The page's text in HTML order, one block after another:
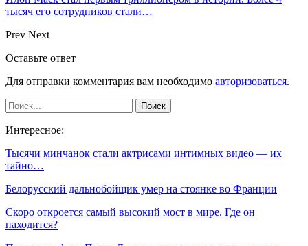
тысяч его сотрудников стали…
Prev Next
Оставьте ответ
Для отправки комментария вам необходимо авторизоваться.
Интересное:
Тысячи минчанок стали актрисами интимных видео — их
тайно…
Белорусский дальнобойщик умер на стоянке во Франции
Скоро откроется самый высокий мост в мире. Где он
находится?